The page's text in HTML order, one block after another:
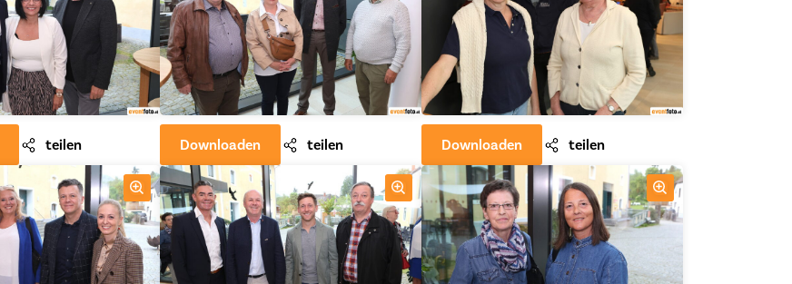
teilen Downloaden teilen Downloaden teilen